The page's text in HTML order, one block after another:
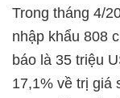
Trong tháng 4/
nhập khẩu 808
báo là 35 triệu
17,1% về trị giá